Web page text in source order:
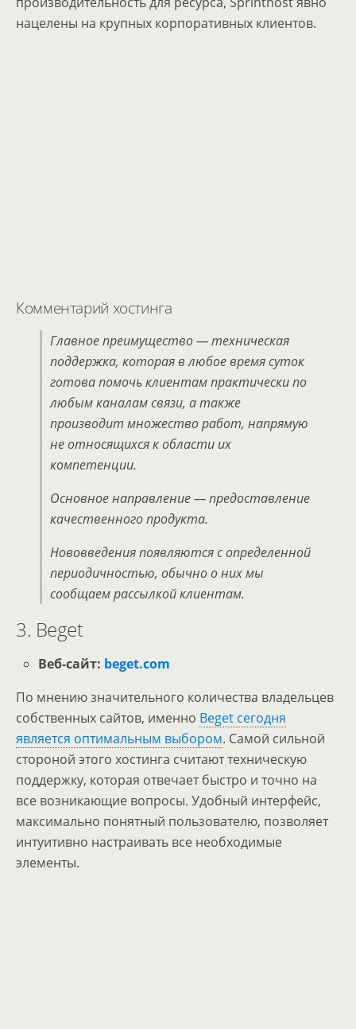
нацелены на крупных корпоративных клиентов.
Комментарий хостинга
Главное преимущество — техническая
поддержка, которая в любое время суток
готова помочь клиентам практически по
любым каналам связи, а также
производит множество работ, напрямую
не относящихся к области их
компетенции.
Основное направление — предоставление
качественного продукта.
Нововведения появляются с определенной
периодичностью, обычно о них мы
сообщаем рассылкой клиентам.
3. Beget
Веб-сайт: beget.com
По мнению значительного количества владельцев
собственных сайтов, именно Beget сегодня
является оптимальным выбором. Самой сильной
стороной этого хостинга считают техническую
поддержку, которая отвечает быстро и точно на
все возникающие вопросы. Удобный интерфейс,
максимально понятный пользователю, позволяет
интуитивно настраивать все необходимые
элементы.